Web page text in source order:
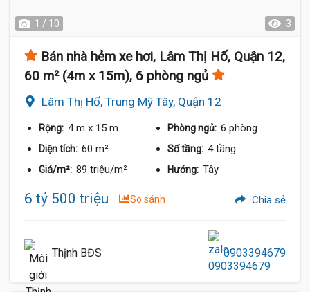
1 / 10 3
Bán nhà hẻm xe hơi, Lâm Thị Hố, Quận 12,
60 m² (4m x 15m), 6 phòng ngủ
Lâm Thị Hố, Trung Mỹ Tây, Quận 12
Rộng: 4 m x 15 m Phòng ngủ: 6 phòng
Diện tích: 60 m² Số tầng: 4 tầng
Giá/m²: 89 triệu/m² Hướng: Tây
6 tỷ 500 triệu So sánh Chia sẻ
Thịnh BĐS 0903394679